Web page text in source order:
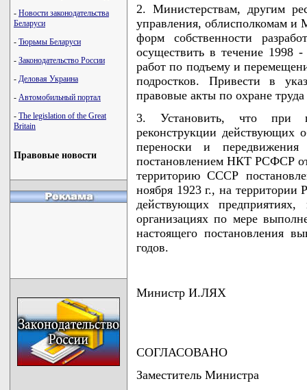
- Новости законодательства
Беларуси
- Тюрьмы Беларуси
- Законодательство России
- Деловая Украина
- Автомобильный портал
- The legislation of the Great
Britain
Правовые новости
2. Министерствам, другим
управления, облисполкомам и
форм собственности
осуществить в течение 1998
работ по подъему и
подростков. Привести в
правовые акты по охране
3. Установить, что при
реконструкции действующих
переноски и передвижения
постановлением НКТ РСФСР от
территорию СССР
ноября 1923 г., на территории
действующих
организациях по мере
настоящего постановления
годов.
Министр И.ЛЯХ
СОГЛАСОВАНО
Заместитель Министра